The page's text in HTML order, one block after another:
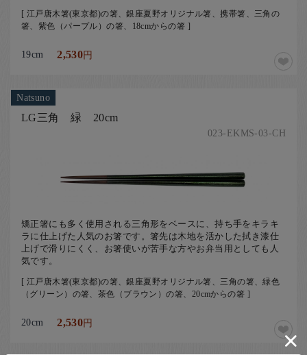
[ 江戸唐木箸(東京都)の箸、銀座夏野オリジナル箸、携帯箸、三角の
箸、紫色（パープル）の箸、18cmからの箸 ]
19cm 2,530円
Natsuno
LG三角 緑 20cm
023-EKMS-03-CH
矯正箸にも多く使用される三角形をベースに、持ち手をキラキ
ラに仕上げた人気のお箸です。箸先は木地を活かした拭き漆仕
上げで滑りにくく、お箸使いが苦手な方やお弁当用としても人
気です。
[ 江戸唐木箸(東京都)の箸、銀座夏野オリジナル箸、三角の箸、緑色
（グリーン）の箸、茶色（ブラウン）の箸、20cmからの箸 ]
20cm 2,530円